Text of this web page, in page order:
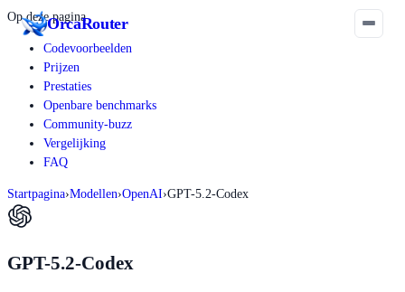
OrcaRouter
Op deze pagina
Codevoorbeelden
Prijzen
Prestaties
Openbare benchmarks
Community-buzz
Vergelijking
FAQ
Startpagina›Modellen›OpenAI›GPT-5.2-Codex
GPT-5.2-Codex